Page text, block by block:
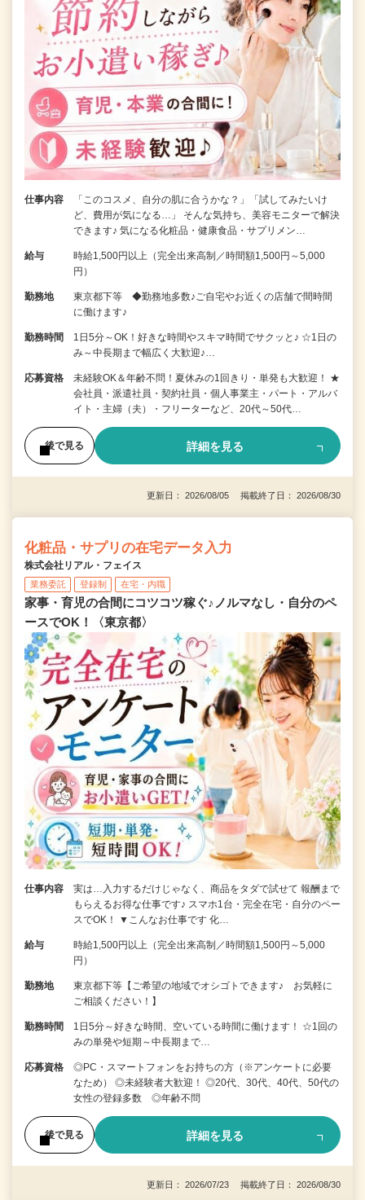
仕事内容
「このコスメ、自分の肌に合うかな？」「試してみたいけ
ど、費用が気になる…」 そんな気持ち、美容モニターで解決
できます♪ 気になる化粧品・健康食品・サプリメン…
給与
時給1,500円以上（完全出来高制／時間額1,500円～5,000
円）
勤務地
東京都下等 ◆勤務地多数♪ご自宅やお近くの店舗で間時間
に働けます♪
勤務時間
1日5分～OK！好きな時間やスキマ時間でサクッと♪ ☆1日の
み～中長期まで幅広く大歓迎♪…
応募資格
未経験OK＆年齢不問！夏休みの1回きり・単発も大歓迎！ ★
会社員・派遣社員・契約社員・個人事業主・パート・アルバ
イト・主婦（夫）・フリーターなど、20代～50代…
後で見る 詳細を見る
更新日： 2026/08/05 掲載終了日： 2026/08/30
化粧品・サプリの在宅データ入力
株式会社リアル・フェイス
業務委託 登録制 在宅・内職
家事・育児の合間にコツコツ稼ぐ♪ノルマなし・自分のペ
ースでOK！〈東京都〉
仕事内容
実は…入力するだけじゃなく、商品をタダで試せて 報酬まで
もらえるお得な仕事です♪ スマホ1台・完全在宅・自分のペー
スでOK！ ▼こんなお仕事です 化…
給与
時給1,500円以上（完全出来高制／時間額1,500円～5,000
円）
勤務地
東京都下等【ご希望の地域でオシゴトできます♪ お気軽に
ご相談ください！】
勤務時間
1日5分～好きな時間、空いている時間に働けます！ ☆1回の
みの単発や短期～中長期まで…
応募資格
◎PC・スマートフォンをお持ちの方（※アンケートに必要
なため） ◎未経験者大歓迎！ ◎20代、30代、40代、50代の
女性の登録多数 ◎年齢不問
後で見る 詳細を見る
更新日： 2026/07/23 掲載終了日： 2026/08/30